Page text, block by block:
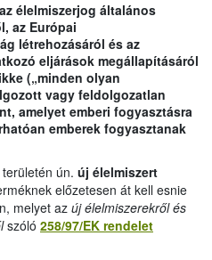
élelmiszerjog általános
az Európai
létrehozásáról és az
eljárások megállapításáról
(„minden olyan
vagy feldolgozatlan
amelyet emberi fogyasztásra
emberek fogyasztanak
ún. új élelmiszert
előzetesen át kell esnie
melyet az új élelmiszerekről és
szóló 258/97/EK rendelet